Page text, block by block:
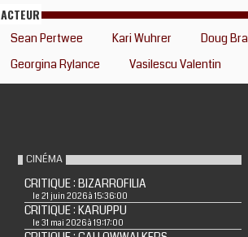
ACTEUR
Sean Pertwee Kari Wuhrer
Doug
Georgina Rylance
Vasilescu Valentin
CINÉMA
CRITIQUE : BIZARROFILIA
le 21 juin 2026 à 15:36:00
CRITIQUE : KARUPPU
le 31 mai 2026 à 19:17:00